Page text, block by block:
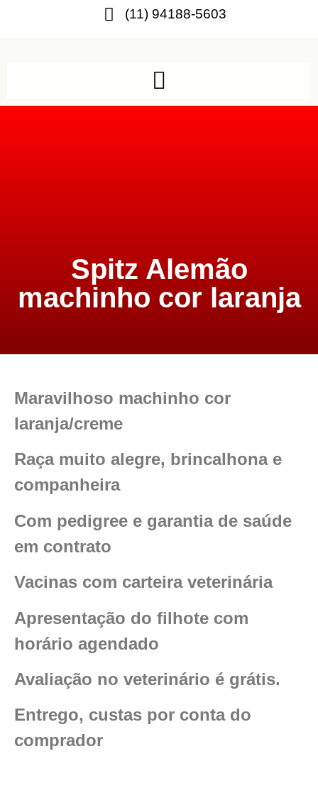
(11) 94188-5603
Spitz Alemão
machinho cor laranja
Maravilhoso machinho cor
laranja/creme
Raça muito alegre, brincalhona e
companheira
Com pedigree e garantia de saúde
em contrato
Vacinas com carteira veterinária
Apresentação do filhote com
horário agendado
Avaliação no veterinário é grátis.
Entrego, custas por conta do
comprador